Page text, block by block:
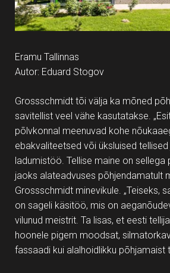
Eramu Tallinnas
Autor: Eduard Stogov
Grossschmidt tõi välja ka mõned
savitellist veel vähe kasutatakse.
põlvkonnal meenuvad kohe
ebakvaliteetsed või üksluised
ladumistöö. Tellise maine on sellega
jaoks alateadvuses põhjendamatult
Grossschmidt minevikule. „Teiseks,
on sageli käsitöö, mis on
vilunud meistrit. Ta lisas, et eesti
hoonele pigem moodsat,
fassaadi kui alalhoidlikku põhjamaist